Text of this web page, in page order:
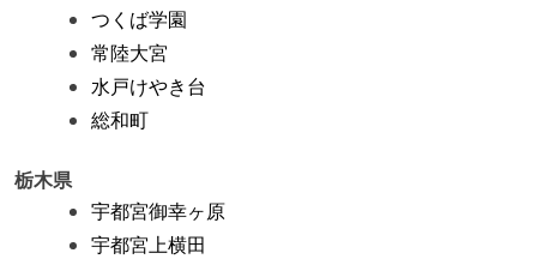
つくば学園
常陸大宮
水戸けやき台
総和町
栃木県
宇都宮御幸ヶ原
宇都宮上横田